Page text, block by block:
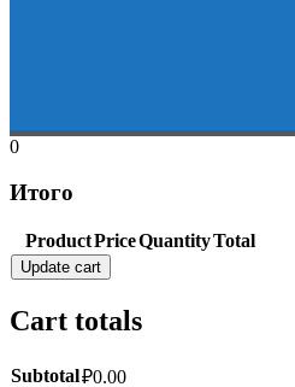
0
Итого
ProductPriceQuantityTotal
Update cart
Cart totals
Subtotal₽0.00